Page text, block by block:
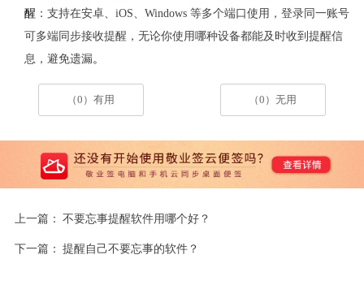
醒 ：支持在安卓、iOS、Windows 等多个端口使用，登录同一账号
可多端同步接收提醒，无论你使用哪种设备都能及时收到提醒信
息，避免遗漏。
（0）有用 （0）无用
上一篇： 不要忘事提醒软件用哪个好？
下一篇： 提醒自己不要忘事的软件？